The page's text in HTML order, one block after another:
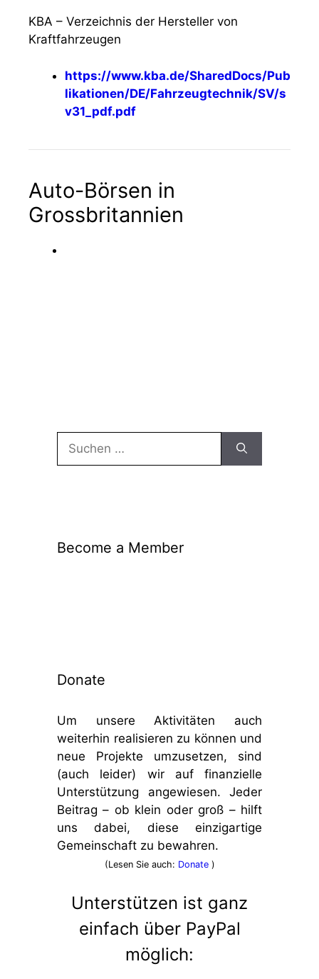
KBA – Verzeichnis der Hersteller von
Kraftfahrzeugen
https://www.kba.de/SharedDocs/Pub
likationen/DE/Fahrzeugtechnik/SV/s
v31_pdf.pdf
Auto-Börsen in
Grossbritannien
nach:
Become a Member
Donate
Um unsere Aktivitäten auch
weiterhin realisieren zu können und
neue Projekte umzusetzen, sind
(auch leider) wir auf finanzielle
Unterstützung angewiesen. Jeder
Beitrag – ob klein oder groß – hilft
uns dabei, diese einzigartige
Gemeinschaft zu bewahren.
(Lesen Sie auch: Donate)
Unterstützen ist ganz
einfach über PayPal
möglich: